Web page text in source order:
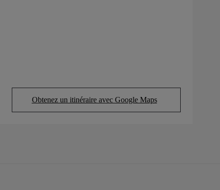
Obtenez un itinéraire avec Google Maps
(Opens in new tab)